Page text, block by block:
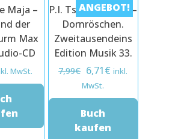
Maja –
der
Max
CD
MwSt.
ANGEBOT!
P.I. Tschaikowsky –
Dornröschen.
Zweitausendeins
Edition Musik 33.
7,99€ Ursprünglicher
Preis
war:
7,99€
6,71€ Aktueller
ist:
inkl.
MwSt.
Buch
kaufen